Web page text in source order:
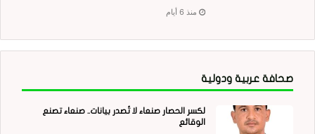
منذ 6 أيام
صحافة عربية ودولية
لكسر الحصار صنعاء لا تُصدر بيانات.. صنعاء تصنع
الوقائع